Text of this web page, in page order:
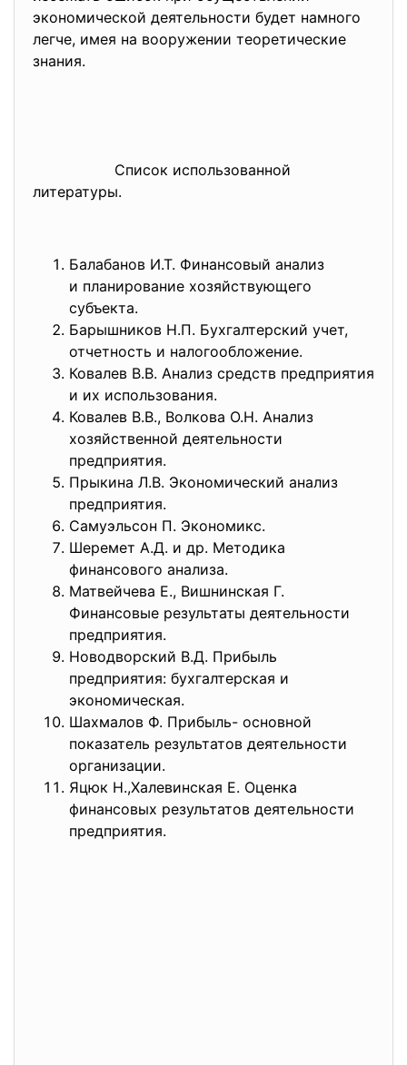
экономической деятельности будет намного
легче, имея на вооружении теоретические
знания.
Список использованной
литературы.
Балабанов И.Т. Финансовый анализ
и планирование хозяйствующего
субъекта.
Барышников Н.П. Бухгалтерский учет,
отчетность и налогообложение.
Ковалев В.В. Анализ средств предприятия
и их использования.
Ковалев В.В., Волкова О.Н. Анализ
хозяйственной деятельности
предприятия.
Прыкина Л.В. Экономический анализ
предприятия.
Самуэльсон П. Экономикс.
Шеремет А.Д. и др. Методика
финансового анализа.
Матвейчева Е., Вишнинская Г.
Финансовые результаты деятельности
предприятия.
Новодворский В.Д. Прибыль
предприятия: бухгалтерская и
экономическая.
Шахмалов Ф. Прибыль- основной
показатель результатов деятельности
организации.
Яцюк Н.,Халевинская Е. Оценка
финансовых результатов деятельности
предприятия.